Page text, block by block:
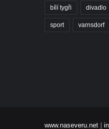
bílí tygři divadlo
sport varnsdorf
www.naseveru.net